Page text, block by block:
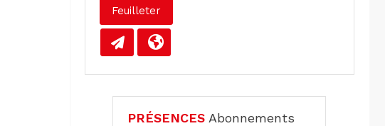
Feuilleter
PRÉSENCES Abonnements